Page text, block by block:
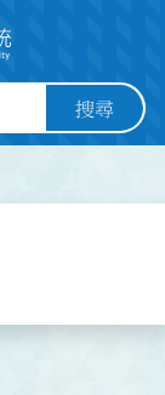
搜尋